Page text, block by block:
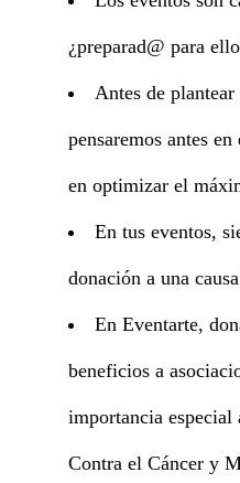
¿preparad@ para
Antes de
pensaremos antes
en optimizar el
En tus eventos,
donación a una
En Eventarte,
beneficios a
importancia
Contra el Cáncer y